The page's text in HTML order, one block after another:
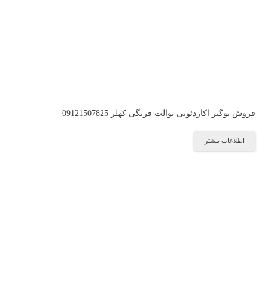
فروش بوگیر اکاردئونی توالت فرنگی کهلر 09121507825
اطلاعات بیشتر